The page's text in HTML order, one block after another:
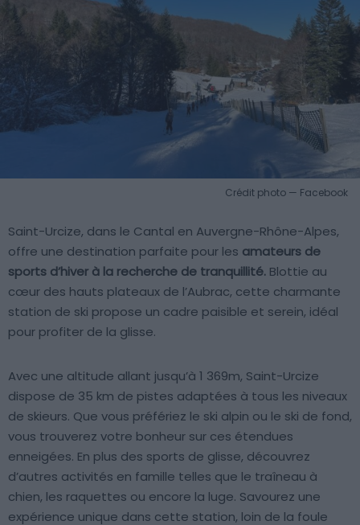
Crédit photo — Facebook
Saint-Urcize, dans le Cantal en Auvergne-Rhône-Alpes,
offre une destination parfaite pour les amateurs de
sports d’hiver à la recherche de tranquillité. Blottie au
cœur des hauts plateaux de l’Aubrac, cette charmante
station de ski propose un cadre paisible et serein, idéal
pour profiter de la glisse.
Avec une altitude allant jusqu’à 1 369m, Saint-Urcize
dispose de 35 km de pistes adaptées à tous les niveaux
de skieurs. Que vous préfériez le ski alpin ou le ski de fond,
vous trouverez votre bonheur sur ces étendues
enneigées. En plus des sports de glisse, découvrez
d’autres activités en famille telles que le traîneau à
chien, les raquettes ou encore la luge. Savourez une
expérience unique dans cette station, loin de la foule